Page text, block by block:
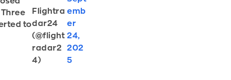
to
Flightra
dar24
(@flight
radar2
4)
emb
er
24,
202
5